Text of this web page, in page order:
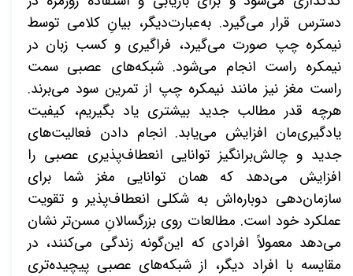
دسترس قرار می‌گیرد. به‌عبارت‌دیگر، بیانِ کلامی توسط
نیمکره چپ صورت می‌گیرد، فراگیری و کسب زبان در
نیمکره راست انجام می‌شود. شبکه‌های عصبی سمت
راست مغز نیز مانند نیمکره چپ از تمرین سود می‌برند.
هرچه قدر مطالب جدید بیشتری یاد بگیریم، کیفیت
یادگیری‌مان افزایش می‌یابد. انجام دادن فعالیت‌های
جدید و چالش‌برانگیز توانایی انعطاف‌پذیری عصبی را
افزایش می‌دهد که همان توانایی مغز شما برای
سازمان‌دهی دوباره‌اش به شکلی انعطاف‌پذیر و تقویت
عملکرد خود است. مطالعات روی بزرگسالانِ مسن‌تر نشان
می‌دهد معمولاً افرادی که این‌گونه زندگی می‌کنند، در
مقایسه با افراد دیگر، از شبکه‌های عصبی پیچیده‌تری